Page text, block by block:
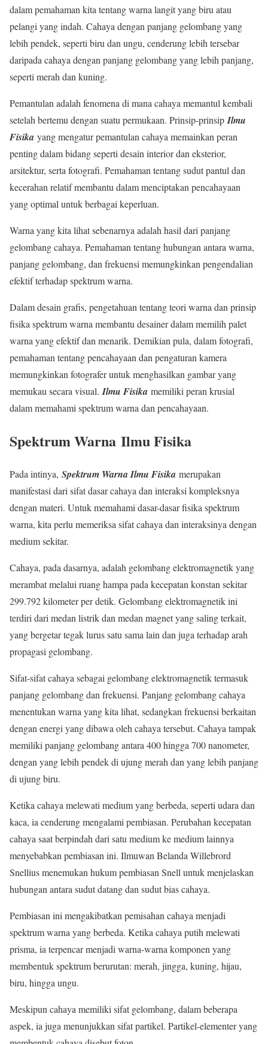
dalam pemahaman kita tentang warna langit yang biru atau
pelangi yang indah. Cahaya dengan panjang gelombang yang
lebih pendek, seperti biru dan ungu, cenderung lebih tersebar
daripada cahaya dengan panjang gelombang yang lebih panjang,
seperti merah dan kuning.
Pemantulan adalah fenomena di mana cahaya memantul kembali
setelah bertemu dengan suatu permukaan. Prinsip-prinsip Ilmu
Fisika yang mengatur pemantulan cahaya memainkan peran
penting dalam bidang seperti desain interior dan eksterior,
arsitektur, serta fotografi. Pemahaman tentang sudut pantul dan
kecerahan relatif membantu dalam menciptakan pencahayaan
yang optimal untuk berbagai keperluan.
Warna yang kita lihat sebenarnya adalah hasil dari panjang
gelombang cahaya. Pemahaman tentang hubungan antara warna,
panjang gelombang, dan frekuensi memungkinkan pengendalian
efektif terhadap spektrum warna.
Dalam desain grafis, pengetahuan tentang teori warna dan prinsip
fisika spektrum warna membantu desainer dalam memilih palet
warna yang efektif dan menarik. Demikian pula, dalam fotografi,
pemahaman tentang pencahayaan dan pengaturan kamera
memungkinkan fotografer untuk menghasilkan gambar yang
memukau secara visual. Ilmu Fisika memiliki peran krusial
dalam memahami spektrum warna dan pencahayaan.
Spektrum Warna Ilmu Fisika
Pada intinya, Spektrum Warna Ilmu Fisika merupakan
manifestasi dari sifat dasar cahaya dan interaksi kompleksnya
dengan materi. Untuk memahami dasar-dasar fisika spektrum
warna, kita perlu memeriksa sifat cahaya dan interaksinya dengan
medium sekitar.
Cahaya, pada dasarnya, adalah gelombang elektromagnetik yang
merambat melalui ruang hampa pada kecepatan konstan sekitar
299.792 kilometer per detik. Gelombang elektromagnetik ini
terdiri dari medan listrik dan medan magnet yang saling terkait,
yang bergetar tegak lurus satu sama lain dan juga terhadap arah
propagasi gelombang.
Sifat-sifat cahaya sebagai gelombang elektromagnetik termasuk
panjang gelombang dan frekuensi. Panjang gelombang cahaya
menentukan warna yang kita lihat, sedangkan frekuensi berkaitan
dengan energi yang dibawa oleh cahaya tersebut. Cahaya tampak
memiliki panjang gelombang antara 400 hingga 700 nanometer,
dengan yang lebih pendek di ujung merah dan yang lebih panjang
di ujung biru.
Ketika cahaya melewati medium yang berbeda, seperti udara dan
kaca, ia cenderung mengalami pembiasan. Perubahan kecepatan
cahaya saat berpindah dari satu medium ke medium lainnya
menyebabkan pembiasan ini. Ilmuwan Belanda Willebrord
Snellius menemukan hukum pembiasan Snell untuk menjelaskan
hubungan antara sudut datang dan sudut bias cahaya.
Pembiasan ini mengakibatkan pemisahan cahaya menjadi
spektrum warna yang berbeda. Ketika cahaya putih melewati
prisma, ia terpencar menjadi warna-warna komponen yang
membentuk spektrum berurutan: merah, jingga, kuning, hijau,
biru, hingga ungu.
Meskipun cahaya memiliki sifat gelombang, dalam beberapa
aspek, ia juga menunjukkan sifat partikel. Partikel-elementer yang